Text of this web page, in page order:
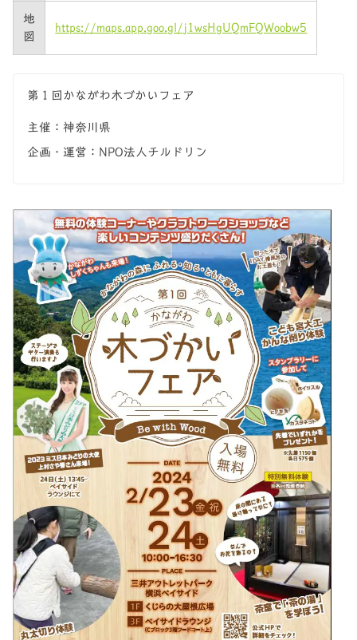
地
図
https://maps.app.goo.gl/j1wsHgUQmFQWoobw5
第１回かながわ木づかいフェア
主催：神奈川県
企画・運営：NPO法人チルドリン